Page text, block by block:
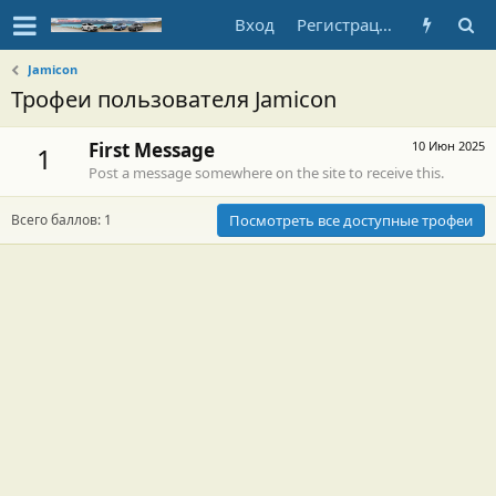
Вход Регистрация
Jamicon
Трофеи пользователя Jamicon
1 10 Июн 2025
First Message
Post a message somewhere on the site to receive this.
Всего баллов: 1 Посмотреть все доступные трофеи